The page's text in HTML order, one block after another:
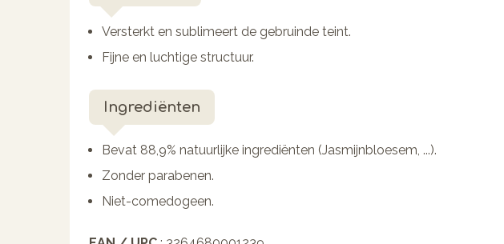
Versterkt en sublimeert de gebruinde teint.
Fijne en luchtige structuur.
Ingrediënten
Bevat 88,9% natuurlijke ingrediënten (Jasmijnbloesem, ...).
Zonder parabenen.
Niet-comedogeen.